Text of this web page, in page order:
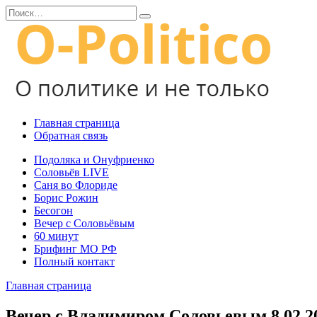
Перейти
к
содержанию
Search
for:
Главная страница
Обратная связь
Подоляка и Онуфриенко
Соловьёв LIVE
Саня во Флориде
Борис Рожин
Бесогон
Вечер с Соловьёвым
60 минут
Брифинг МО РФ
Полный контакт
Главная страница